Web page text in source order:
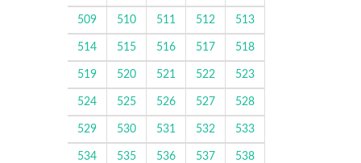
509 510 511 512 513
514 515 516 517 518
519 520 521 522 523
524 525 526 527 528
529 530 531 532 533
534 535 536 537 538